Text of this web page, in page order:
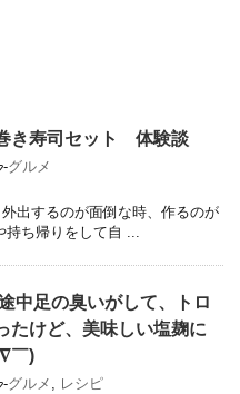
き寿司セット 体験談
-グルメ
出するのが面倒な時、作るのが
持ち帰りをして自 ...
中足の臭いがして、トロ
たけど、美味しい塩麹に
￣)
-グルメ , レシピ